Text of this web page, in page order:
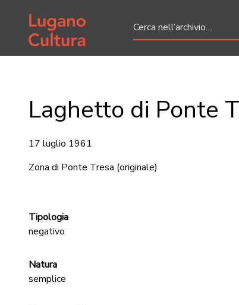
Home page
Laghetto di Ponte
17 luglio 1961
Zona di Ponte Tresa (originale)
Tipologia
negativo
Natura
semplice